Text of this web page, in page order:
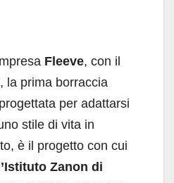
Fleeve, con il
la prima borraccia
per adattarsi
stile di vita in
è il progetto con cui
Zanon di